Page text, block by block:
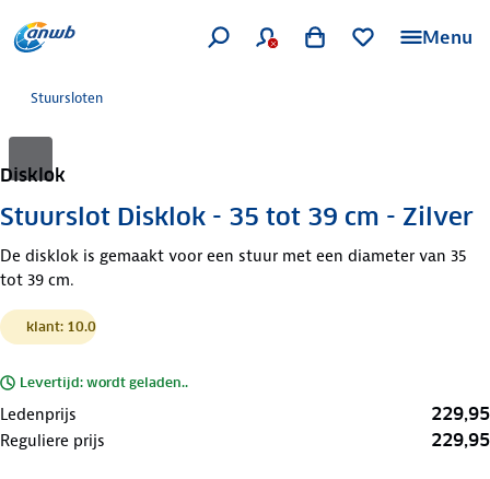
Menu
Stuursloten
Disklok
Stuurslot Disklok - 35 tot 39 cm - Zilver
De disklok is gemaakt voor een stuur met een diameter van 35
tot 39 cm.
klant: 10.0
Levertijd: wordt geladen..
Ledenprijs 229,95
Reguliere prijs 229,95